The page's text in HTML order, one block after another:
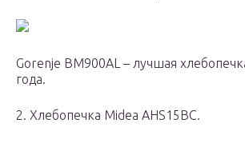
Gorenje BM900AL – лучшая
года.
2. Хлебопечка Midea AHS15BC.